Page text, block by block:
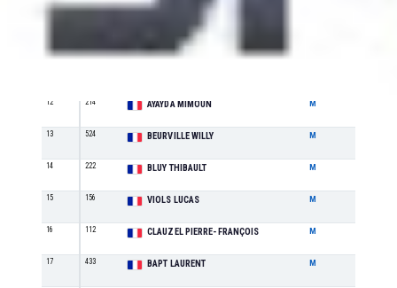
9 569 VIDAL WILLIAM
CHESNEAU CÉDRIC
12 214 AYAYDA MIMOUN M
13 524 BEURVILLE WILLY M
14 222 BLUY THIBAULT M
15 156 VIOLS LUCAS M
16 112 CLAUZEL PIERRE-FRANÇOIS M
17 433 BAPT LAURENT M